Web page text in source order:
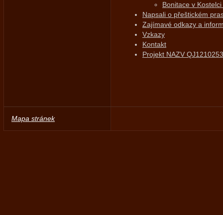
Bonitace v
Napsali o přeštickém
Zajímavé odkazy a
Vzkazy
Kontakt
Projekt NAZV QJ1210253
Mapa stránek